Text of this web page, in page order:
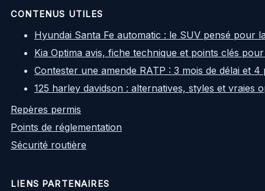
CONTENUS UTILES
Hyundai Santa Fe automatic : le SUV pensé pour
Kia Optima avis, fiche technique et points clés
Contester une amende RATP : 3 mois de délai et
125 harley davidson : alternatives, styles et vraies
Repères permis
Points de réglementation
Sécurité routière
LIENS PARTENAIRES